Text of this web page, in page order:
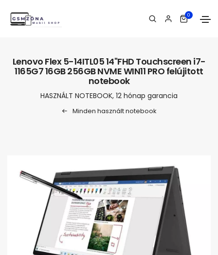
0
Lenovo Flex 5-14ITL05 14"FHD Touchscreen i7-
1165G7 16GB 256GB NVME WIN11 PRO felújitott
notebook
HASZNÁLT NOTEBOOK, 12 hónap garancia
Minden használt notebook